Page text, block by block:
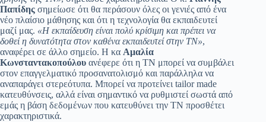
Παπίδης σημείωσε ότι θα περάσουν όλες οι γενιές από ένα
νέο πλαίσιο μάθησης και ότι η τεχνολογία θα εκπαιδευτεί
μαζί μας. «Η εκπαίδευση είναι πολύ κρίσιμη και πρέπει να
δοθεί η δυνατότητα στον καθένα εκπαιδευτεί στην ΤΝ»,
αναφέρει σε άλλο σημείο. Η κα Αμαλία
Κωνσταντακοπούλου ανέφερε ότι η ΤΝ μπορεί να συμβάλει
στον επαγγελματικό προσανατολισμό και παράλληλα να
αναπαράγει στερεότυπα. Μπορεί να προτείνει tailor made
κατευθύνσεις, αλλά είναι σημαντικό να ρυθμιστεί σωστά από
εμάς η βάση δεδομένων που κατευθύνει την ΤΝ προσθέτει
χαρακτηριστικά.